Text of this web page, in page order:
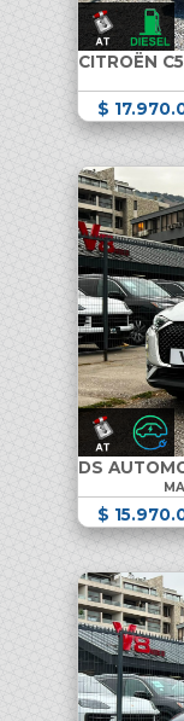
CITROËN
$
DS
$